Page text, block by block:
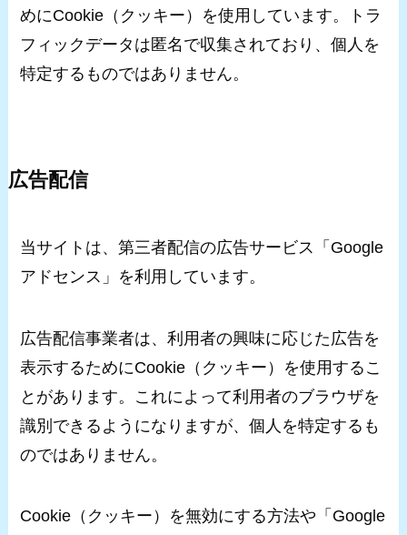
めにCookie（クッキー）を使用しています。トラ
フィックデータは匿名で収集されており、個人を
特定するものではありません。
広告配信
当サイトは、第三者配信の広告サービス「Google
アドセンス」を利用しています。
広告配信事業者は、利用者の興味に応じた広告を
表示するためにCookie（クッキー）を使用するこ
とがあります。これによって利用者のブラウザを
識別できるようになりますが、個人を特定するも
のではありません。
Cookie（クッキー）を無効にする方法や「Google